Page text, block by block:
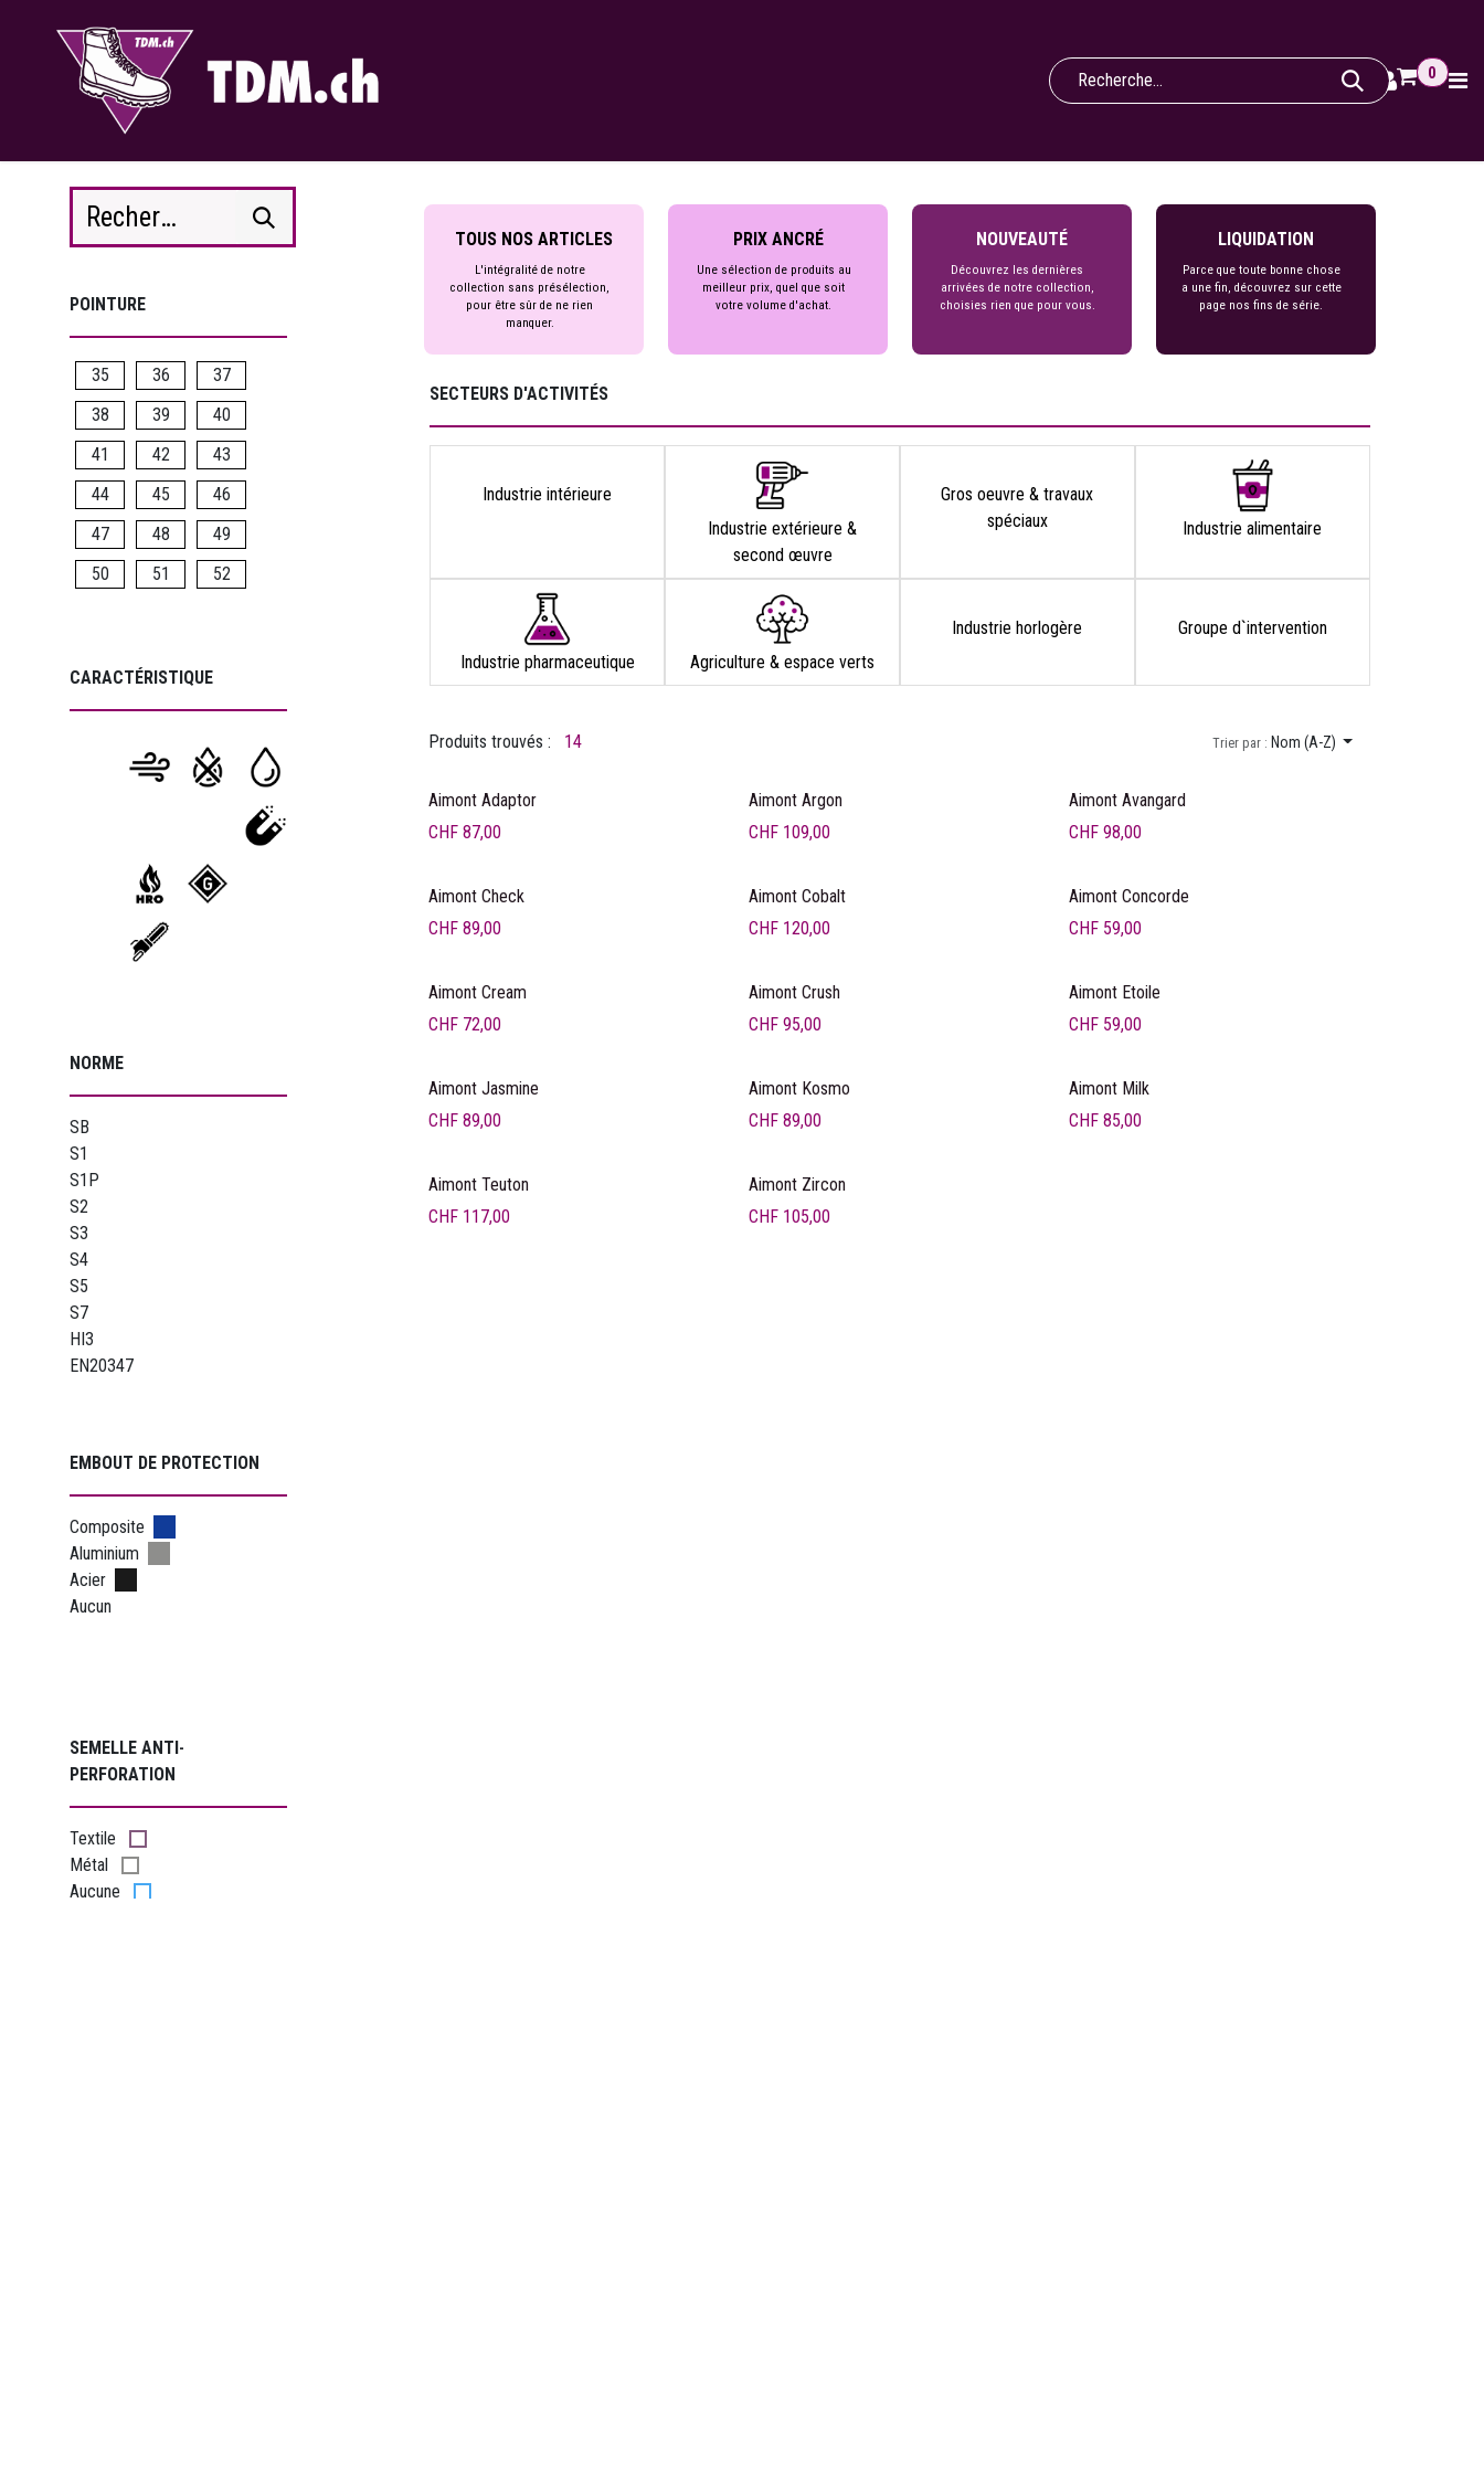
0
POINTURE
35 36
37
38
39
40
41
42
43
44
45
46
47
48
49
50
51 52
CARACTÉRISTIQUE
NORME
SB
S1
S1P
S2
S3
S4
S5
S7
HI3
EN20347
EMBOUT DE PROTECTION
Composite
Aluminium
Acier
Aucun
SEMELLE ANTI -
PERFORATION
Textile
Métal
Aucune
TOUS NOS ARTICLES
L'intégralité de notre
collection sans présélection,
pour être sûr de ne rien
manquer.
PRIX ANCRÉ
Une sélection de produits au
meilleur prix, quel que soit
votre volume d'achat.
NOUVEAUTÉ
Découvrez les dernières
arrivées de notre collection,
choisies rien que pour vous.
LIQUIDATION
Parce que toute bonne chose
a une fin, découvrez sur cette
page nos fins de série.
SECTEURS D'ACTIVITÉS
Industrie intérieure
Industrie extérieure &
second œuvre
Gros oeuvre & travaux
spéciaux
Industrie alimentaire
Industrie pharmaceutique Agriculture & espace verts
Industrie horlogère Groupe d`intervention
Produits trouvés : 14 Trier par : Nom (A-Z)
Aimont Adaptor
CHF87,00
Aimont Argon
CHF 109,00
Aimont Avangard
CHF 98,00
Aimont Check
CHF89,00
Aimont Cobalt
CHF 120,00 Liquidation
Aimont Concorde
CHF 59,00
Aimont Cream
CHF 72,00
Aimont Crush
CHF 95,00 Liquidation
Aimont Etoile
CHF 59,00
Aimont Jasmine
CHF89,00
Aimont Kosmo
CHF 89,00
Aimont Milk
CHF 85,00
Aimont Teuton
CHF 117,00
Aimont Zircon
CHF 105,00